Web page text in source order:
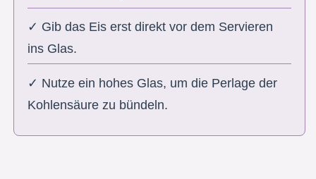
✓ Gib das Eis erst direkt vor dem Servieren
ins Glas.
✓ Nutze ein hohes Glas, um die Perlage der
Kohlensäure zu bündeln.